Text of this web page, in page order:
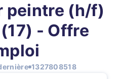
peintre (h/f)
- Offre
1327808518